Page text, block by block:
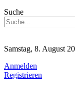
Suche
Samstag, 8. August
Anmelden
Registrieren